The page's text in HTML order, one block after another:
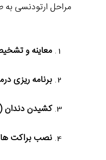
مراحل ارتودنسی
معاینه و
برنامه ریزی
کشیدن دندان
نصب براکت